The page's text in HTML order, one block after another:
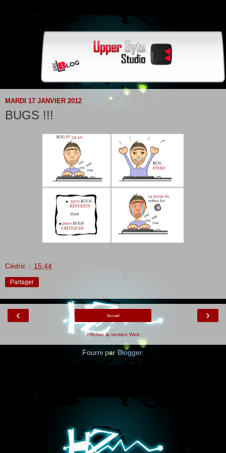
MARDI 17 JANVIER 2012
BUGS !!!
Cédric à 15:44
Partager
‹ ›
Accueil
Afficher la version Web
Fourni par Blogger.